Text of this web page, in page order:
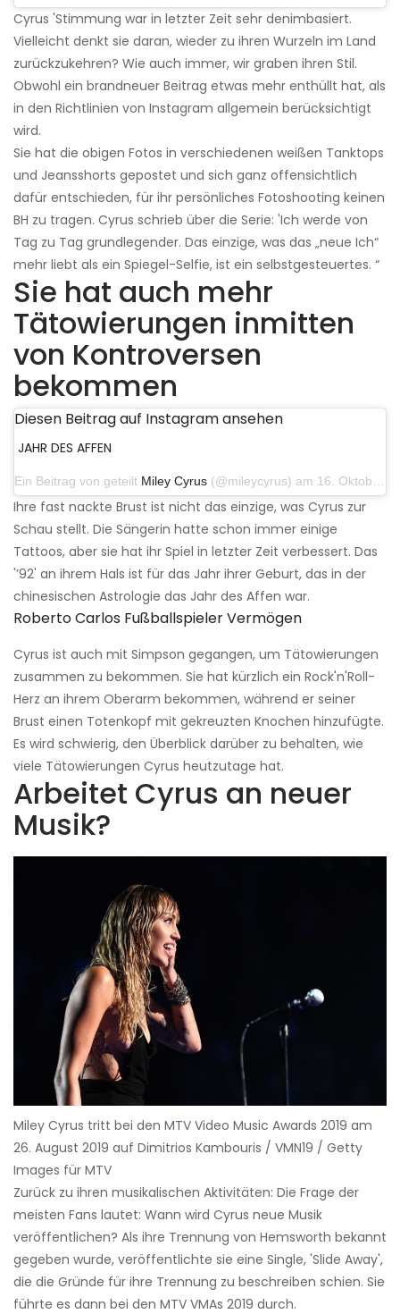
Cyrus 'Stimmung war in letzter Zeit sehr denimbasiert.
Vielleicht denkt sie daran, wieder zu ihren Wurzeln im Land
zurückzukehren? Wie auch immer, wir graben ihren Stil.
Obwohl ein brandneuer Beitrag etwas mehr enthüllt hat, als
in den Richtlinien von Instagram allgemein berücksichtigt
wird.
Sie hat die obigen Fotos in verschiedenen weißen Tanktops
und Jeansshorts gepostet und sich ganz offensichtlich
dafür entschieden, für ihr persönliches Fotoshooting keinen
BH zu tragen. Cyrus schrieb über die Serie: 'Ich werde von
Tag zu Tag grundlegender. Das einzige, was das „neue Ich“
mehr liebt als ein Spiegel-Selfie, ist ein selbstgesteuertes. “
Sie hat auch mehr
Tätowierungen inmitten
von Kontroversen
bekommen
Diesen Beitrag auf Instagram ansehen
JAHR DES AFFEN
Ein Beitrag von geteilt Miley Cyrus (@mileycyrus) am 16. Oktober 2019 um 19:04 Uhr PDT
Ihre fast nackte Brust ist nicht das einzige, was Cyrus zur
Schau stellt. Die Sängerin hatte schon immer einige
Tattoos, aber sie hat ihr Spiel in letzter Zeit verbessert. Das
'’92' an ihrem Hals ist für das Jahr ihrer Geburt, das in der
chinesischen Astrologie das Jahr des Affen war.
Roberto Carlos Fußballspieler Vermögen
Cyrus ist auch mit Simpson gegangen, um Tätowierungen
zusammen zu bekommen. Sie hat kürzlich ein Rock'n'Roll-
Herz an ihrem Oberarm bekommen, während er seiner
Brust einen Totenkopf mit gekreuzten Knochen hinzufügte.
Es wird schwierig, den Überblick darüber zu behalten, wie
viele Tätowierungen Cyrus heutzutage hat.
Arbeitet Cyrus an neuer
Musik?
Miley Cyrus tritt bei den MTV Video Music Awards 2019 am
26. August 2019 auf Dimitrios Kambouris / VMN19 / Getty
Images für MTV
Zurück zu ihren musikalischen Aktivitäten: Die Frage der
meisten Fans lautet: Wann wird Cyrus neue Musik
veröffentlichen? Als ihre Trennung von Hemsworth bekannt
gegeben wurde, veröffentlichte sie eine Single, 'Slide Away',
die die Gründe für ihre Trennung zu beschreiben schien. Sie
führte es dann bei den MTV VMAs 2019 durch.